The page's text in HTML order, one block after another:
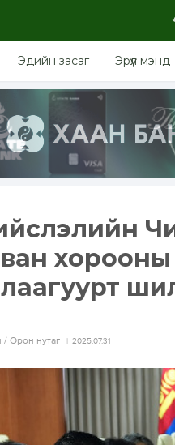
Эдийн засаг Эрүүл мэнд
/ Орон нутаг 2025.07.31